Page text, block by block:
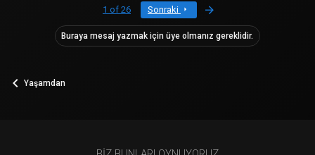
1 of 26 Sonraki
Buraya mesaj yazmak için üye olmanız gereklidir.
Yaşamdan